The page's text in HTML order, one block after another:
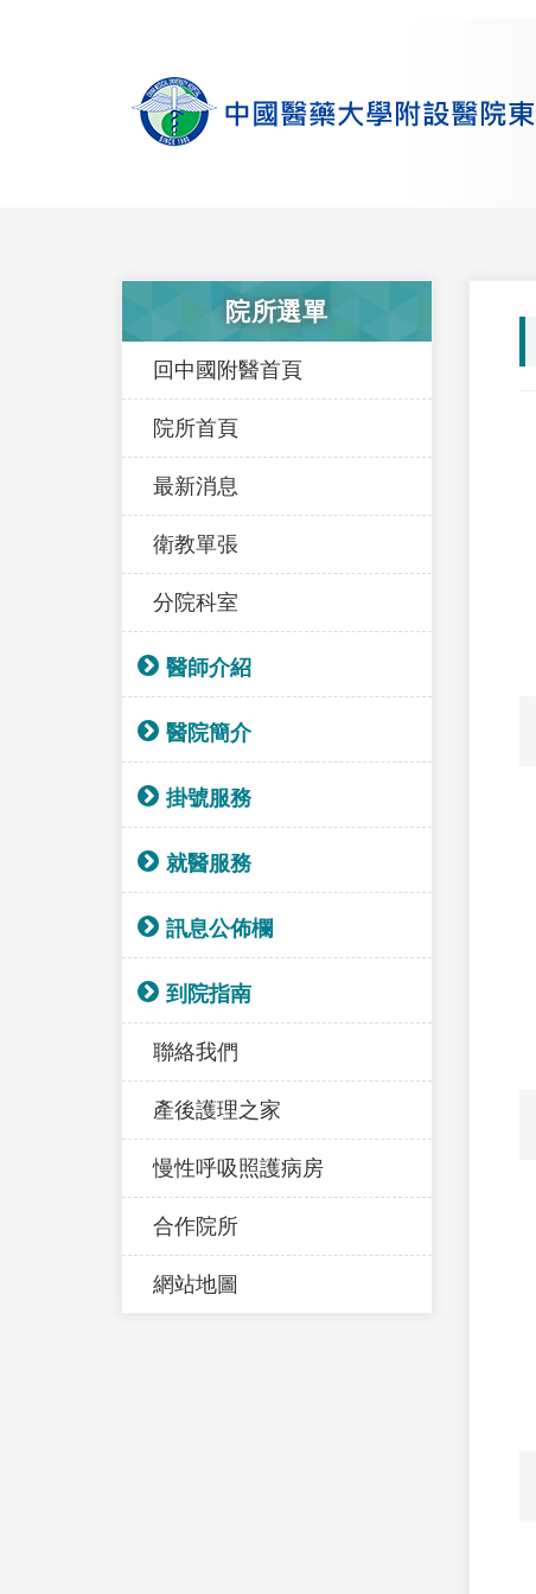
院所選單
回中國附醫首頁
院所首頁
最新消息
衛教單張
分院科室
醫師介紹
醫院簡介
掛號服務
就醫服務
訊息公佈欄
到院指南
聯絡我們
產後護理之家
慢性呼吸照護病房
合作院所
網站地圖